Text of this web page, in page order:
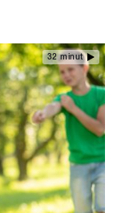
32 minut